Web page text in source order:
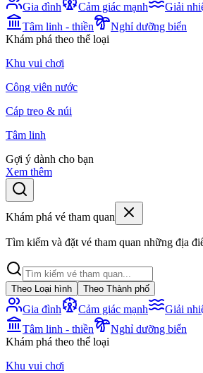
Gia đình Cảm giác mạnh Giải
Tâm linh - thiền
Nghỉ dưỡng biển
Khám phá theo thể loại
Khu vui chơi
Công viên nước
Cáp treo & núi
Tâm linh
Gợi ý dành cho bạn
Xem thêm
Khám phá vé tham quan
Tìm kiếm và đặt vé tham quan những địa
Theo Loại hình Theo Thành phố
Gia đình Cảm giác mạnh Giải
Tâm linh - thiền
Nghỉ dưỡng biển
Khám phá theo thể loại
Khu vui chơi